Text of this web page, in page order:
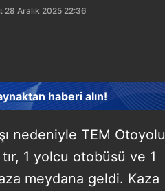
28 Aralık 2025 22:36
haberi alın!
nedeniyle TEM Otoyolu
1 yolcu otobüsü ve 1
meydana geldi. Kaza